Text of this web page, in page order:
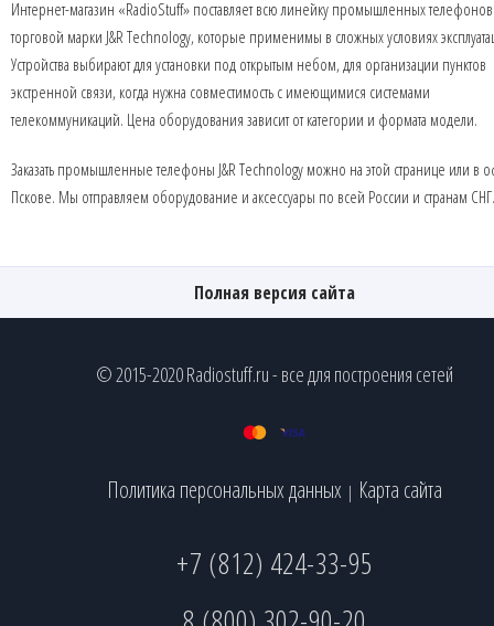
Интернет-магазин «RadioStuff» поставляет всю линейку промышленных телефонов
торговой марки J&R Technology, которые применимы в сложных условиях
Устройства выбирают для установки под открытым небом, для организации пунктов
экстренной связи, когда нужна совместимость с имеющимися системами
телекоммуникаций. Цена оборудования зависит от категории и формата модели.
Заказать промышленные телефоны J&R Technology можно на этой странице или в
Пскове. Мы отправляем оборудование и аксессуары по всей России и странам СНГ.
Полная версия сайта
© 2015-2020 Radiostuff.ru - все для построения сетей
Политика персональных данных | Карта сайта
+7 (812) 424-33-95